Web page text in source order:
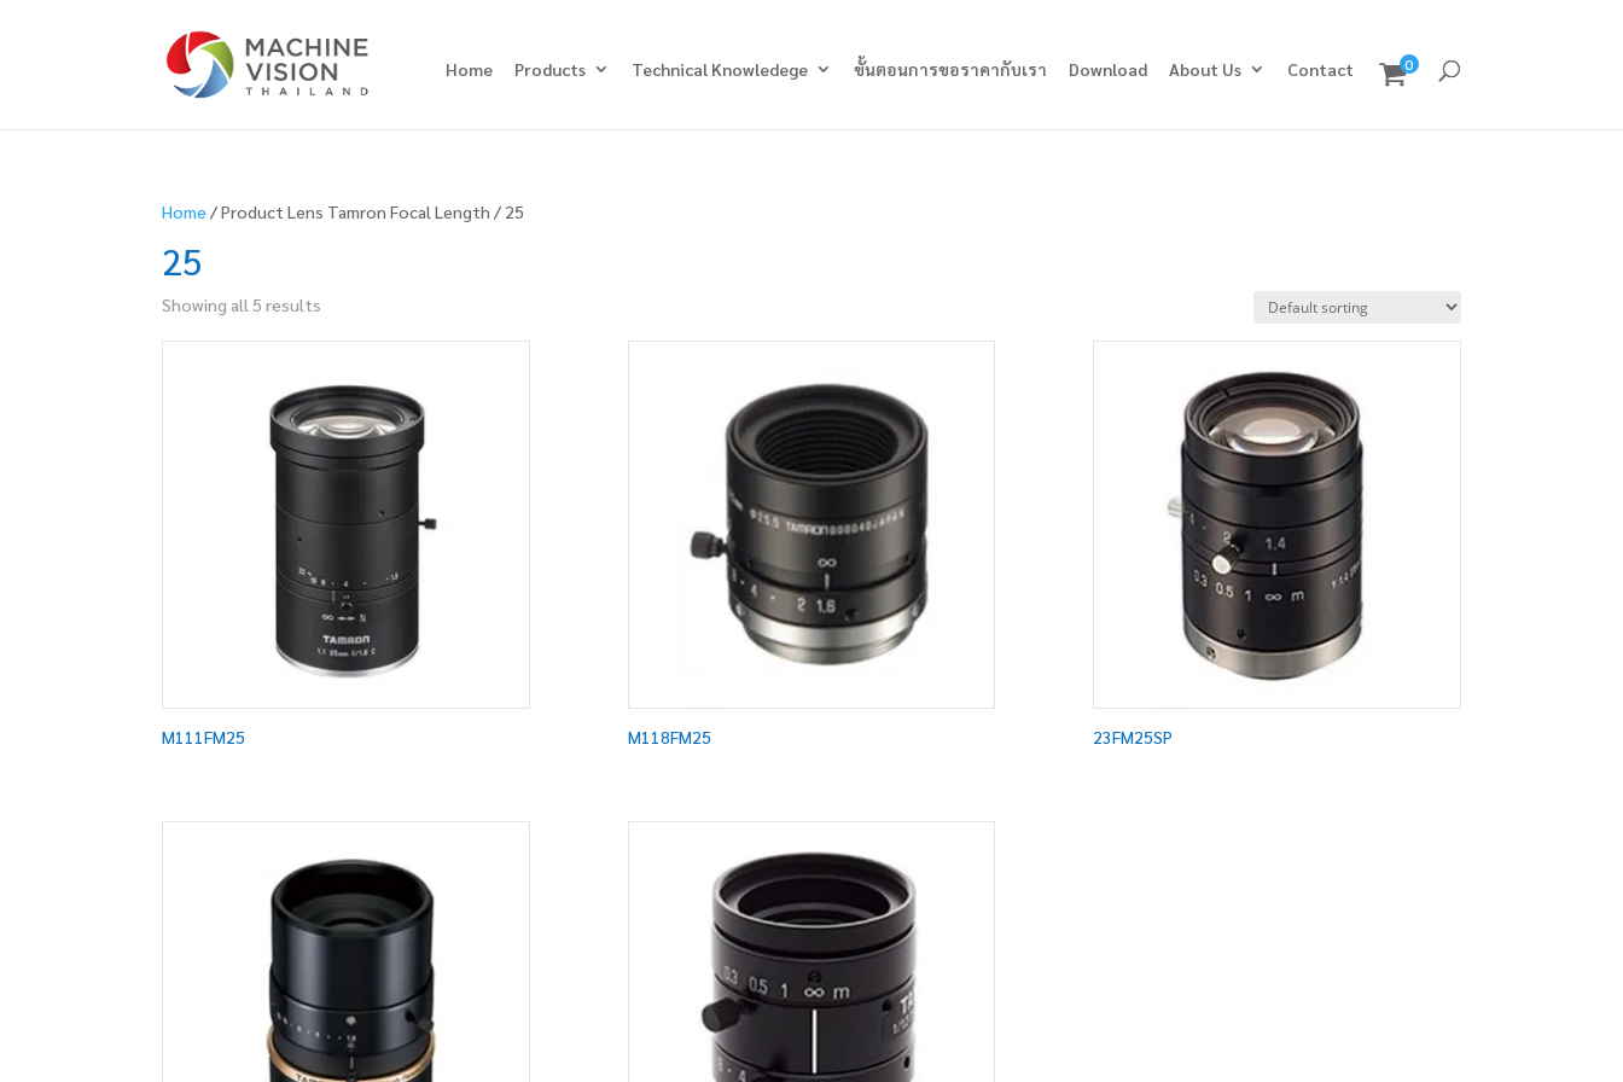
Home Products Technical Knowledege ขั้นตอนการขอราคากับเรา Download About Us Contact 0
Home / Product Lens Tamron Focal Length / 25
25
Showing all 5 results
M111FM25 M118FM25 23FM25SP